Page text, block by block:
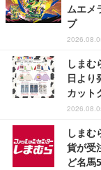
ムエメ
プ
しまむ
日より
カット
しまむ
貨が受
ど名馬